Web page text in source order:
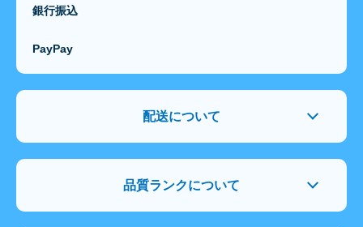
銀行振込
PayPay
配送について
品質ランクについて